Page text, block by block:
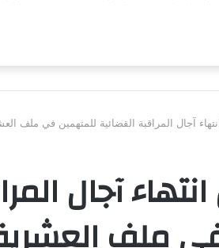
انتهاء آجال المراقبة القضائية للمتهمين في ملف
انتهاء آجال